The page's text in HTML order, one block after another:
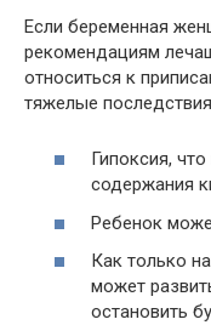
Если беременная
рекомендациям
относиться к
тяжелые
Гипоксия,
содержания
Ребенок
Как только
может
остановить